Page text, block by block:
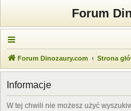
Forum
Forum Dinozaury.com Strona
Informacje
W tej chwili nie możesz użyć